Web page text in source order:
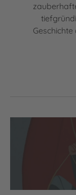
Geschichte